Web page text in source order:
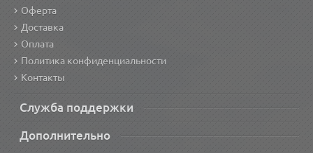
Оферта
Доставка
Оплата
Политика конфиденциальности
Контакты
Служба поддержки
Дополнительно